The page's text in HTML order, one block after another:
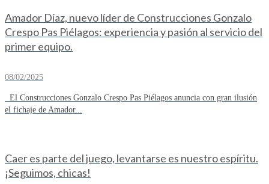
Amador Díaz, nuevo líder de Construcciones Gonzalo
Crespo Pas Piélagos: experiencia y pasión al servicio del
primer equipo.
08/02/2025
El Construcciones Gonzalo Crespo Pas Piélagos anuncia con gran ilusión
el fichaje de Amador...
Caer es parte del juego, levantarse es nuestro espíritu.
¡Seguimos, chicas!